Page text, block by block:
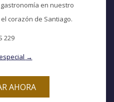
en nuestro
corazón de Santiago.
229
AHORA